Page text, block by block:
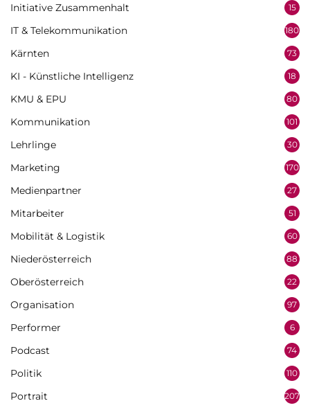
Initiative Zusammenhalt 15
IT & Telekommunikation 180
Kärnten 73
KI - Künstliche Intelligenz 18
KMU & EPU 80
Kommunikation 101
Lehrlinge 30
Marketing 170
Medienpartner 27
Mitarbeiter 51
Mobilität & Logistik 60
Niederösterreich 88
Oberösterreich 22
Organisation 97
Performer 6
Podcast 74
Politik 110
Portrait 207